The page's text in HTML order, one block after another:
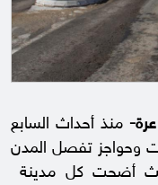
منذ أحداث السابع
وحواجز تفصل المدن
أضحت كل مدينة